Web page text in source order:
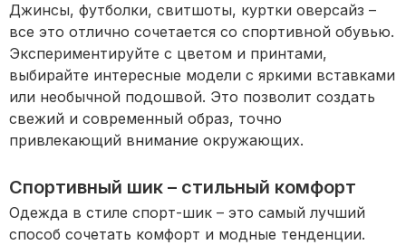
Джинсы, футболки, свитшоты, куртки оверсайз –
все это отлично сочетается со спортивной обувью.
Экспериментируйте с цветом и принтами,
выбирайте интересные модели с яркими вставками
или необычной подошвой. Это позволит создать
свежий и современный образ, точно
привлекающий внимание окружающих.
Спортивный шик – стильный комфорт
Одежда в стиле спорт-шик – это самый лучший
способ сочетать комфорт и модные тенденции.